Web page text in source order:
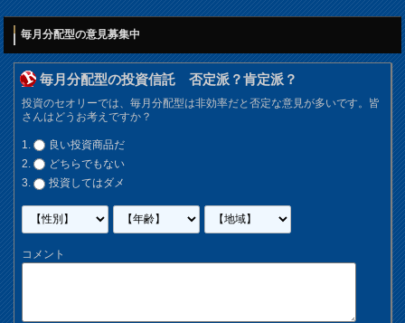
毎月分配型の意見募集中
毎月分配型の投資信託 否定派？肯定派？
投資のセオリーでは、毎月分配型は非効率だと否定な意見が多いです。皆
さんはどうお考えですか？
良い投資商品だ
どちらでもない
投資してはダメ
コメント